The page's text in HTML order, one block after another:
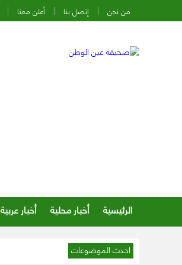
من نحن إتصل بنا أعلن معنا
الرئيسية أخبار محلية أخبار عربية
احدث الموضوعات